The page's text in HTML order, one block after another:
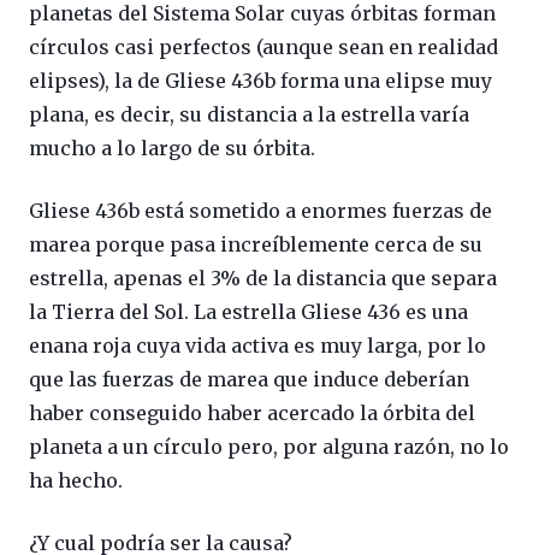
planetas del Sistema Solar cuyas órbitas forman
círculos casi perfectos (aunque sean en realidad
elipses), la de Gliese 436b forma una elipse muy
plana, es decir, su distancia a la estrella varía
mucho a lo largo de su órbita.
Gliese 436b está sometido a enormes fuerzas de
marea porque pasa increíblemente cerca de su
estrella, apenas el 3% de la distancia que separa
la Tierra del Sol. La estrella Gliese 436 es una
enana roja cuya vida activa es muy larga, por lo
que las fuerzas de marea que induce deberían
haber conseguido haber acercado la órbita del
planeta a un círculo pero, por alguna razón, no lo
ha hecho.
¿Y cual podría ser la causa?